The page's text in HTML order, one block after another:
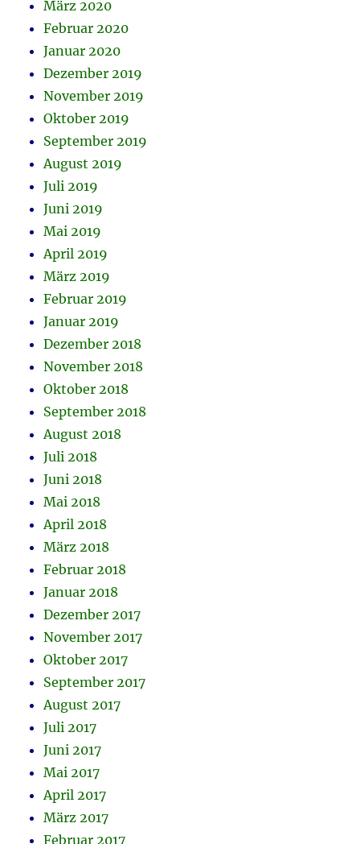
März 2020
Februar 2020
Januar 2020
Dezember 2019
November 2019
Oktober 2019
September 2019
August 2019
Juli 2019
Juni 2019
Mai 2019
April 2019
März 2019
Februar 2019
Januar 2019
Dezember 2018
November 2018
Oktober 2018
September 2018
August 2018
Juli 2018
Juni 2018
Mai 2018
April 2018
März 2018
Februar 2018
Januar 2018
Dezember 2017
November 2017
Oktober 2017
September 2017
August 2017
Juli 2017
Juni 2017
Mai 2017
April 2017
März 2017
Februar 2017